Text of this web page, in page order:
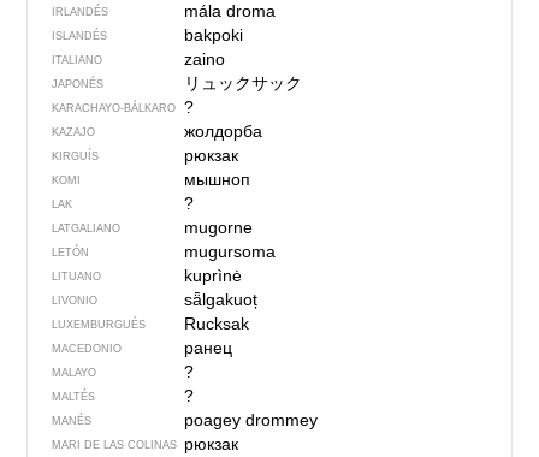
IRLANDÉS mála droma
ISLANDÉS bakpoki
ITALIANO zaino
JAPONÉS リュックサック
KARACHAYO-BÁLKARO ?
KAZAJO жолдорба
KIRGUÍS рюкзак
KOMI мышноп
LAK ?
LATGALIANO mugorne
LETÓN mugursoma
LITUANO kuprìnė
LIVONIO sǟlgakuoț
LUXEMBURGUÉS Rucksak
MACEDONIO ранец
MALAYO ?
MALTÉS ?
MANÉS poagey drommey
MARI DE LAS COLINAS рюкзак